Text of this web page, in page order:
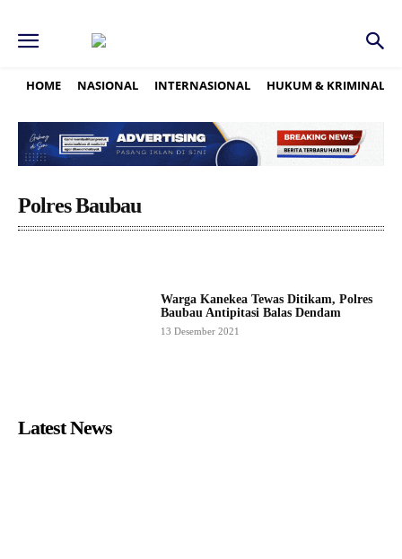
HOME NASIONAL INTERNASIONAL HUKUM & KRIMINAL
Polres Baubau
Warga Kanekea Tewas Ditikam, Polres
Baubau Antipitasi Balas Dendam
13 Desember 2021
Latest News